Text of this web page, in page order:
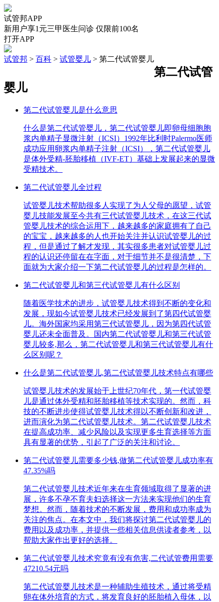
试管邦APP
新用户享1元三甲医生问诊 仅限前100名
打开APP
试管邦 > 百科 > 试管婴儿 > 第二代试管婴儿
第二代试管
婴儿
第二代试管婴儿是什么意思
什么是第二代试管婴儿，第二代试管婴儿即卵母细胞胞
浆内单精子显微注射（ICSI）1992年比利时Palermo医师
成功应用卵浆内单精子注射（ICSI），第二代试管婴儿
是体外受精-胚胎移植（IVF-ET）基础上发展起来的显微
受精技术。
第二代试管婴儿全过程
试管婴儿技术帮助很多人实现了为人父母的愿望，试管
婴儿技能发展至今共有三代试管婴儿技术，在这三代试
管婴儿技术的综合运用下，越来越多的家庭拥有了自己
的宝宝，越来越多的人也开始关注并认识试管婴儿的过
程，但是通过了解才发现，其实很多患者对试管婴儿过
程的认识还停留在在字面，对于细节并不是很清楚，下
面就为大家介绍一下第二代试管婴儿的过程是怎样的。
第二代试管婴儿和第三代试管婴儿有什么区别
随着医学技术的进步，试管婴儿技术得到不断的变化和
发展，现如今试管婴儿技术已经发展到了第四代试管婴
儿。海外国家均采用第三代试管婴儿，因为第四代试管
婴儿还未全面普及。国内第二代试管婴儿和第三代试管
婴儿较多,那么，第二代试管婴儿和第三代试管婴儿有什
么区别呢？
什么是第二代试管婴儿,第二代试管婴儿技术特点有哪些
试管婴儿技术的发展始于上世纪70年代，第一代试管婴
儿是通过体外受精和胚胎移植等技术实现的。然而，科
技的不断进步使得试管婴儿技术得以不断创新和改进，
进而演化为第二代试管婴儿技术。第二代试管婴儿技术
在提高成功率、减少风险以及实现更多生育选择等方面
具有显著的优势，引起了广泛的关注和讨论。
第二代试管婴儿需要多少钱,做第二代试管婴儿成功率有
47.35%吗
第二代试管婴儿技术近年来在生育领域取得了显著的进
展，许多不孕不育夫妇选择这一方法来实现他们的生育
梦想。然而，随着技术的不断发展，费用和成功率成为
关注的焦点。在本文中，我们将探讨第二代试管婴儿的
费用以及成功率，并提供一些相关信息供读者参考，以
帮助大家作出更好的选择。
第二代试管婴儿技术究竟有没有危害,二代试管费用需要
47210.54元吗
第二代试管婴儿技术是一种辅助生殖技术，通过将受精
卵在体外培育的方式，将发育良好的胚胎植入母体，以